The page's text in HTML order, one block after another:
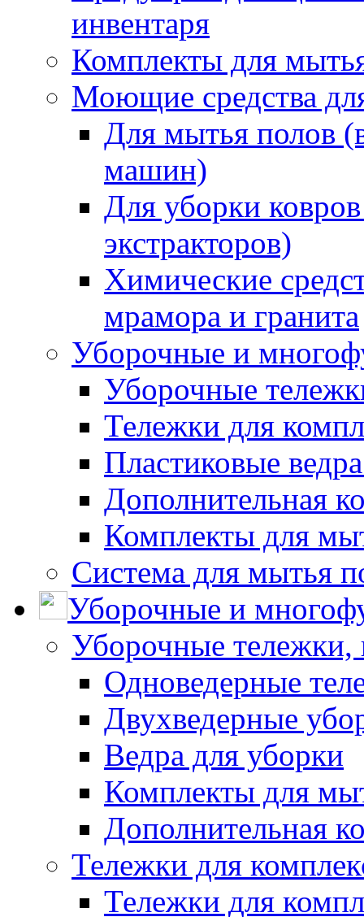
инвентаря
Комплекты для
Моющие средства
Для мытья полов
машин)
Для уборки
экстракторов)
Химические
мрамора и гранита
Уборочные и
Уборочные
Тележки для
Пластиковые
Дополнительная
Комплекты для
Система для мытья
Уборочные и
Уборочные тележки,
Одноведерные
Двухведерные
Ведра для уборки
Комплекты для
Дополнительная
Тележки для
Тележки для